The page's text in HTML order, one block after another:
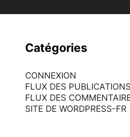
Catégories
CONNEXION
FLUX DES PUBLICATIONS
FLUX DES
SITE DE WORDPRESS-FR